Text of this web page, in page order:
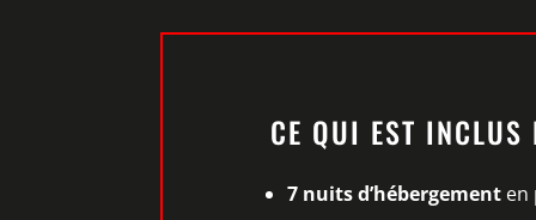
CE QUI EST INCLUS
7 nuits d’hébergement en